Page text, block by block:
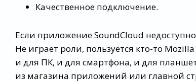
Качественное подключение.
Если приложение SoundCloud
Не играет роли, пользуется кто-то
и для ПК, и для смартфона, и для
из магазина приложений или главной